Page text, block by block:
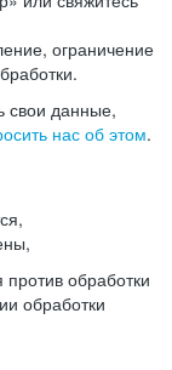
ограничение
свои данные,
нас об этом.
обработки
обработки